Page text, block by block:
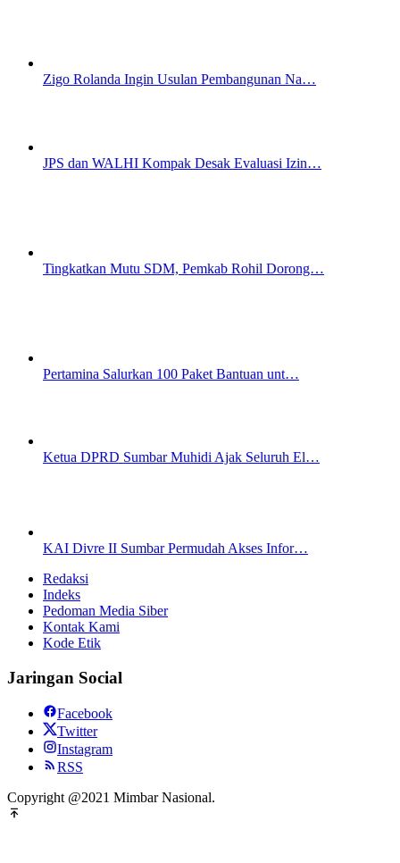
Zigo Rolanda Ingin Usulan Pembangunan Na…
JPS dan WALHI Kompak Desak Evaluasi Izin…
Tingkatkan Mutu SDM, Pemkab Rohil Dorong…
Pertamina Salurkan 100 Paket Bantuan unt…
Ketua DPRD Sumbar Muhidi Ajak Seluruh El…
KAI Divre II Sumbar Permudah Akses Infor…
Redaksi
Indeks
Pedoman Media Siber
Kontak Kami
Kode Etik
Jaringan Social
Facebook
Twitter
Instagram
RSS
Copyright @2021 Mimbar Nasional.